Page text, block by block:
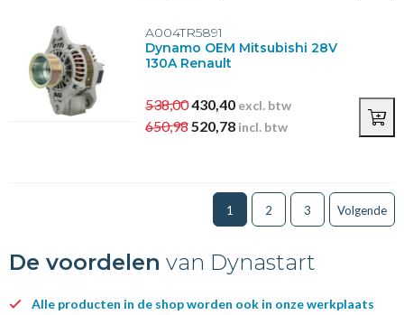
A004TR5891
Dynamo OEM Mitsubishi 28V
130A Renault
538,00430,40 excl. btw
650,98520,78 incl. btw
1 2 3 Volgende
De voordelen van Dynastart
Alle producten in de shop worden ook in onze werkplaats